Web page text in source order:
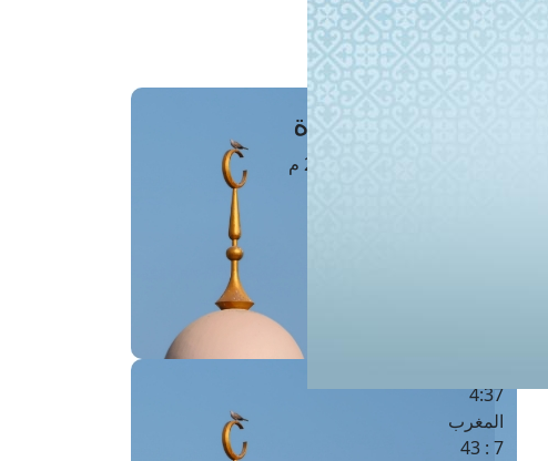
الفتوى الهاتفية
مَواقِيتُ الصَّـــلاة
4:37
المغرب
7 : 43